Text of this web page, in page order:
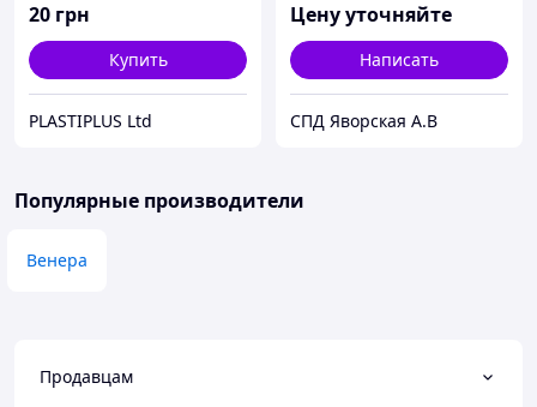
20 грн
Купить
PLASTIPLUS Ltd
Цену уточняйте
Написать
СПД Яворская А.В
Популярные производители
Венера
Продавцам